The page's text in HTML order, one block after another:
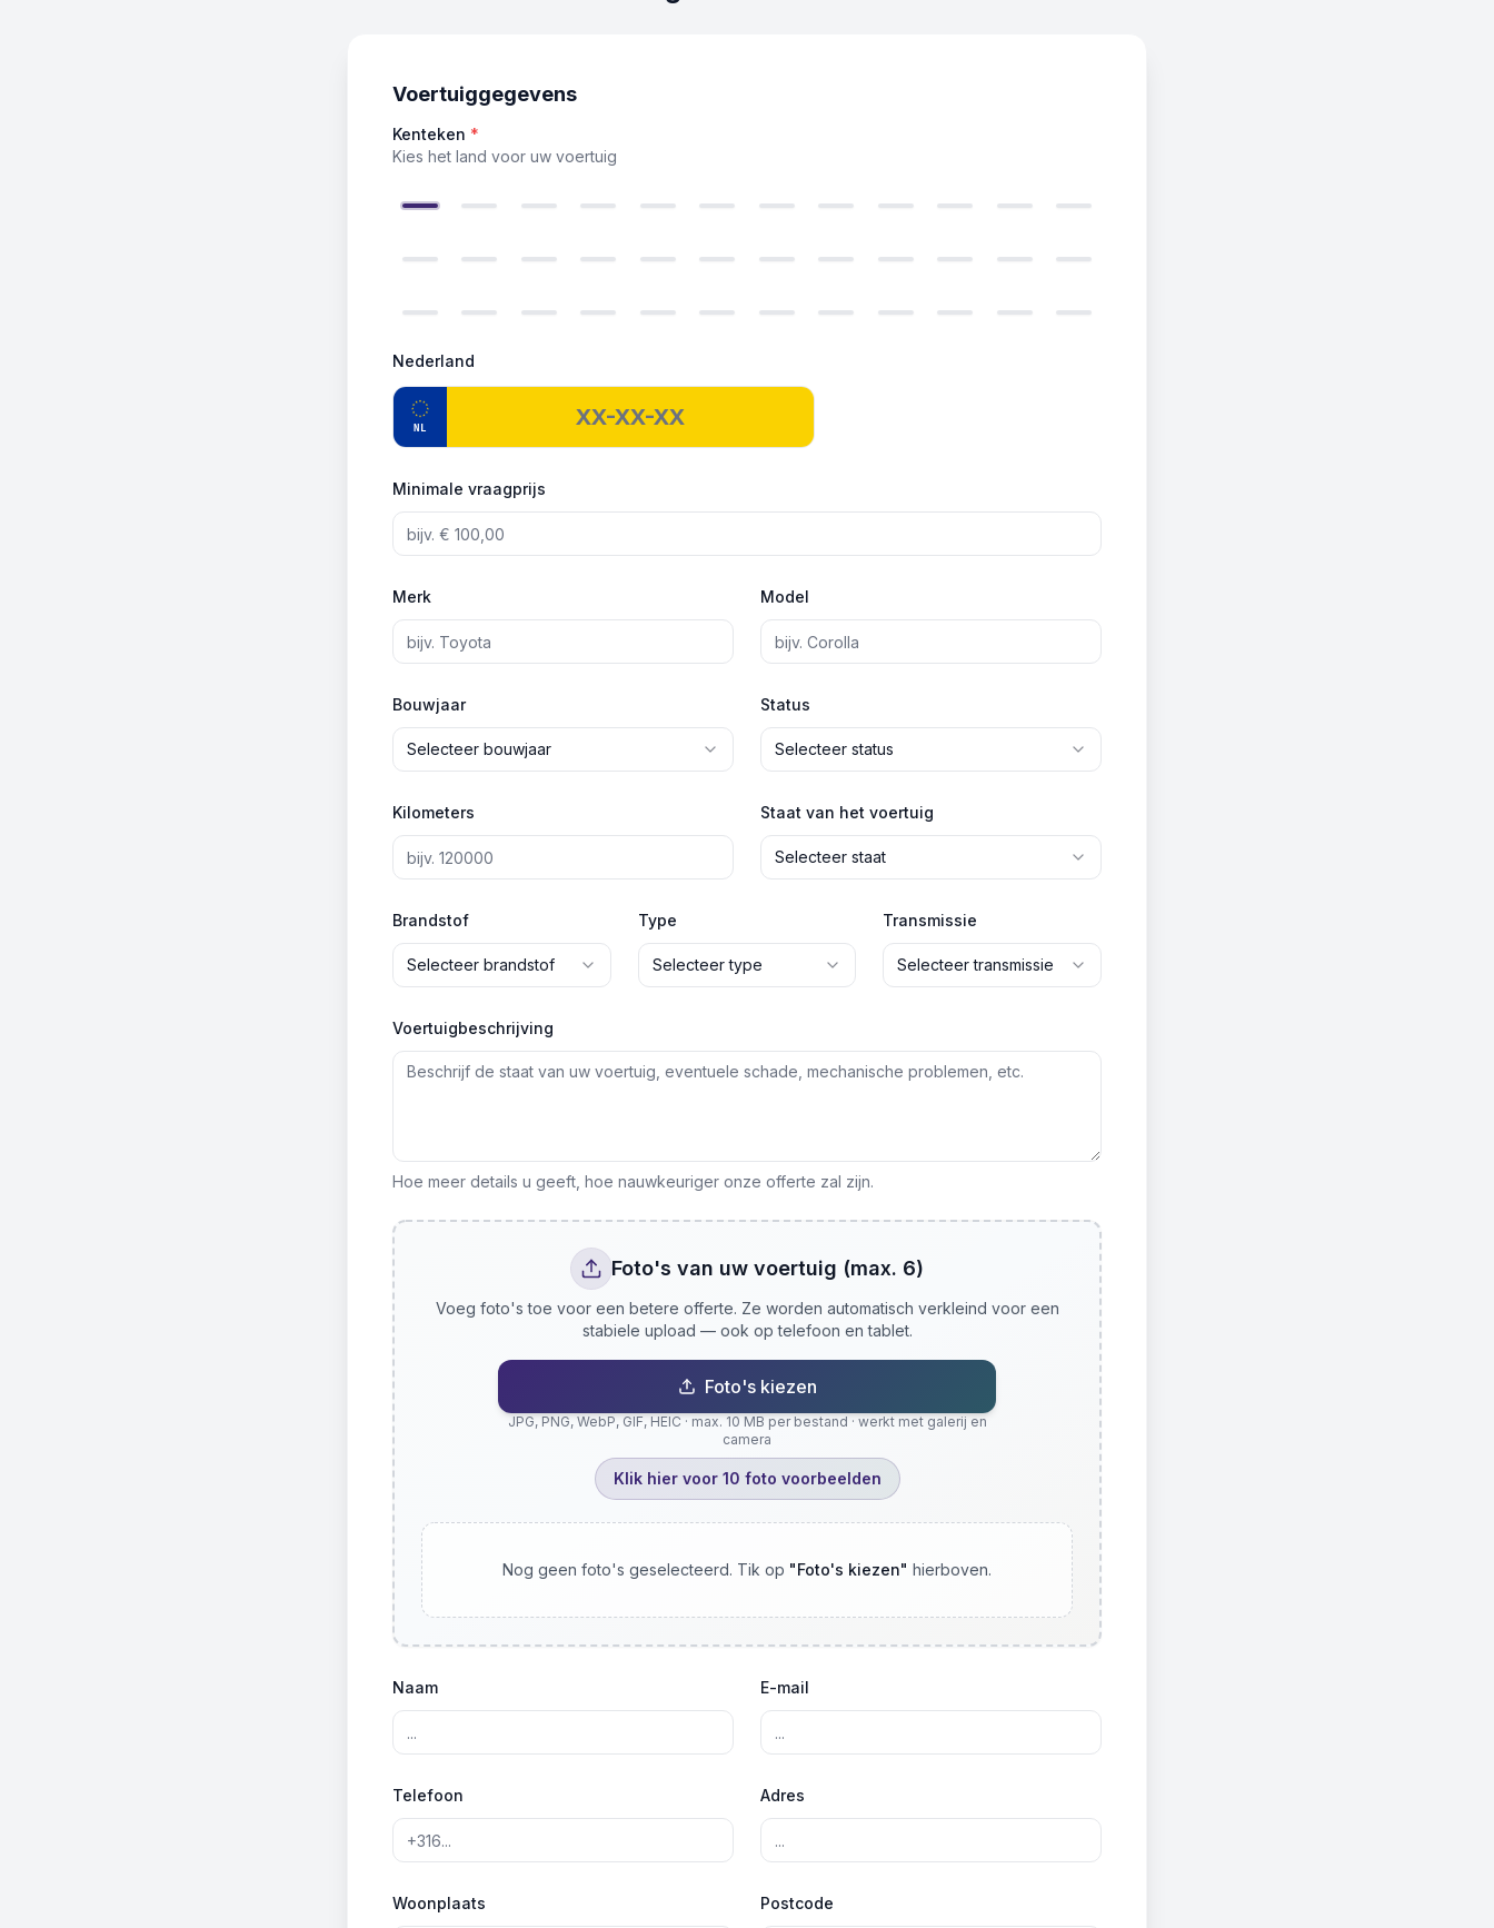
Voertuiggegevens
Kenteken *
Kies het land voor uw voertuig
Nederland
NL
Minimale vraagprijs
Merk Model
Bouwjaar
Selecteer bouwjaar
Status
Selecteer status
Kilometers Staat van het voertuig
Selecteer staat
Brandstof
Selecteer brandstof
Type
Selecteer type
Transmissie
Selecteer transmissie
Voertuigbeschrijving
Hoe meer details u geeft, hoe nauwkeuriger onze offerte zal zijn.
Foto's van uw voertuig (max. 6)
Voeg foto's toe voor een betere offerte. Ze worden automatisch verkleind voor een
stabiele upload — ook op telefoon en tablet.
Foto's kiezen
JPG, PNG, WebP, GIF, HEIC · max. 10 MB per bestand · werkt met galerij en
camera
Klik hier voor 10 foto voorbeelden
Nog geen foto's geselecteerd. Tik op "Foto's kiezen" hierboven.
Naam E-mail
Telefoon Adres
Woonplaats Postcode